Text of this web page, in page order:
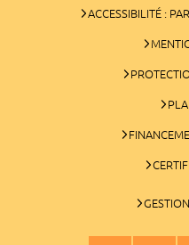
ACCESSIBILITÉ :